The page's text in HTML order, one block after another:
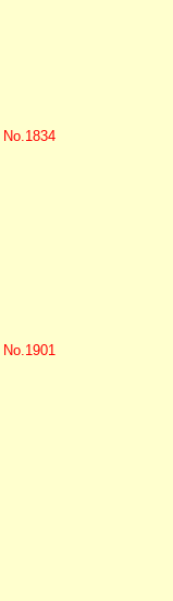
No.1834
No.1901